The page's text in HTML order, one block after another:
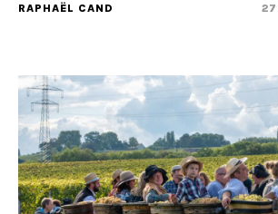
RAPHAËL CAND 27